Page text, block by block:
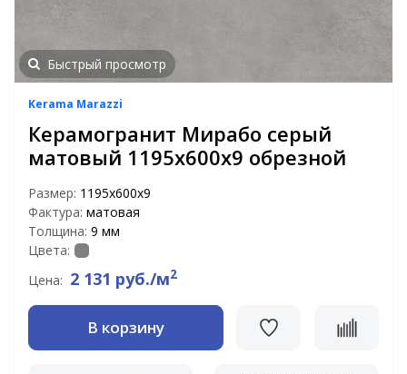
Быстрый просмотр
Kerama Marazzi
Керамогранит Мирабо серый
матовый 1195x600x9 обрезной
Размер: 1195x600x9
Фактура: матовая
Толщина: 9 мм
Цвета:
Цена: 2 131 руб./м2
В корзину